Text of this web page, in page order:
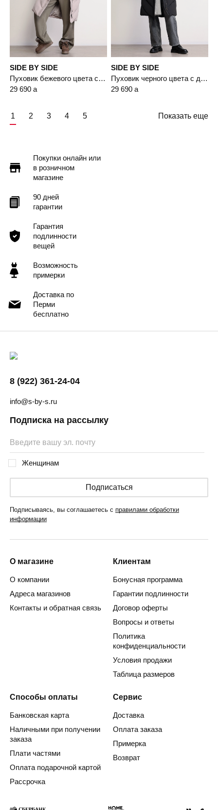
SIDE BY SIDE
Пуховик бежевого цвета с двойным капюшоном
29 690 a
SIDE BY SIDE
Пуховик черного цвета с двойным капюшоном
29 690 a
1 2 3 4 5 Показать еще
Покупки онлайн или
в розничном
магазине
90 дней
гарантии
Гарантия
подлинности
вещей
Возможность
примерки
Доставка по
Перми
бесплатно
8 (922) 361-24-04
info@s-by-s.ru
Подписка на рассылку
Женщинам
Подписаться
Подписываясь, вы соглашаетесь с правилами обработки
информации
О магазине
О компании
Адреса магазинов
Контакты и обратная связь
Клиентам
Бонусная программа
Гарантии подлинности
Договор оферты
Вопросы и ответы
Политика
конфиденциальности
Условия продажи
Таблица размеров
Способы оплаты
Банковская карта
Наличными при получении
заказа
Плати частями
Оплата подарочной картой
Рассрочка
Сервис
Доставка
Оплата заказа
Примерка
Возврат